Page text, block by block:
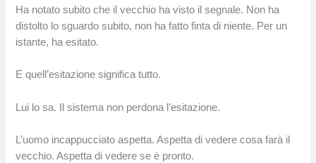
Ha notato subito che il vecchio ha visto il segnale. Non ha
distolto lo sguardo subito, non ha fatto finta di niente. Per un
istante, ha esitato.
E quell’esitazione significa tutto.
Lui lo sa. Il sistema non perdona l’esitazione.
L’uomo incappucciato aspetta. Aspetta di vedere cosa farà il
vecchio. Aspetta di vedere se è pronto.